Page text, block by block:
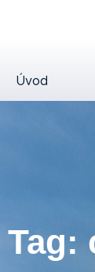
Úvod
Tag: